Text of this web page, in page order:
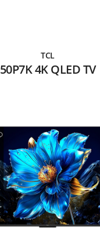
TCL
50P7K 4K QLED TV